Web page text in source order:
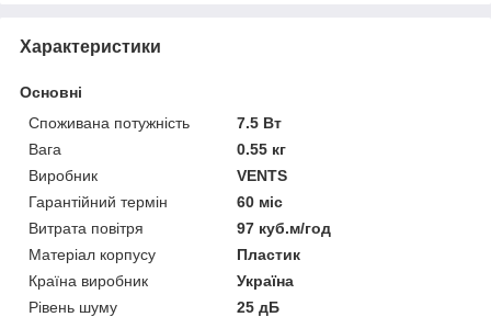
Характеристики
Основні
Споживана потужність
7.5 Вт
Вага
0.55 кг
Виробник
VENTS
Гарантійний термін
60 міс
Витрата повітря
97 куб.м/год
Матеріал корпусу
Пластик
Країна виробник
Україна
Рівень шуму
25 дБ